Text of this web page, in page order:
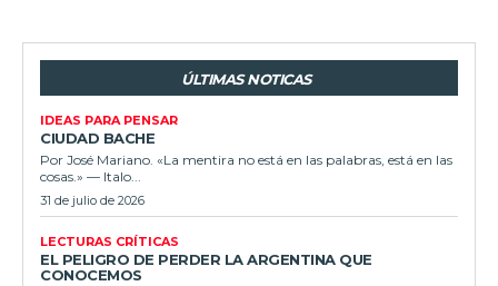
ÚLTIMAS NOTICAS
IDEAS PARA PENSAR
CIUDAD BACHE
Por José Mariano. «La mentira no está en las palabras, está en las
cosas.» — Italo...
31 de julio de 2026
LECTURAS CRÍTICAS
EL PELIGRO DE PERDER LA ARGENTINA QUE
CONOCEMOS